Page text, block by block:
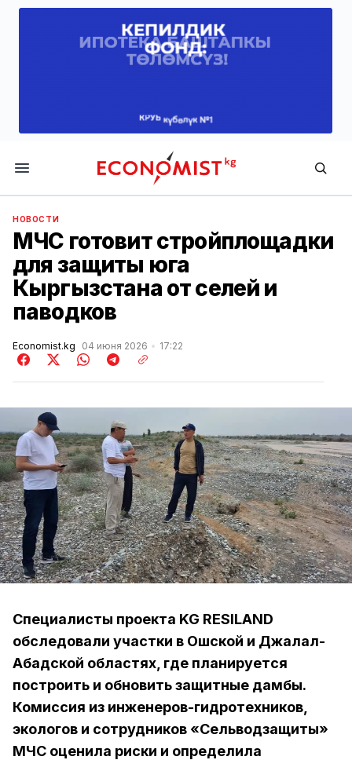
Economist.kg
НОВОСТИ
МЧС готовит стройплощадки
для защиты юга
Кыргызстана от селей и
паводков
Economist.kg 04 июня 2026 17:22
Специалисты проекта KG RESILAND
обследовали участки в Ошской и Джалал-
Абадской областях, где планируется
построить и обновить защитные дамбы.
Комиссия из инженеров-гидротехников,
экологов и сотрудников «Сельводзащиты»
МЧС оценила риски и определила